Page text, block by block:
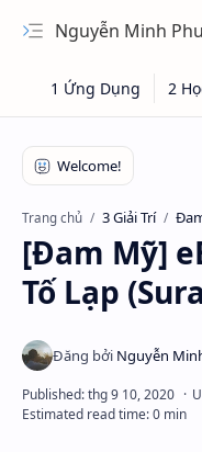
Nguyễn Minh Phương - Blog Chia sẻ Kiến
Trang chủ 3 Giải Trí
[Đam Mỹ]
Tố Lạp